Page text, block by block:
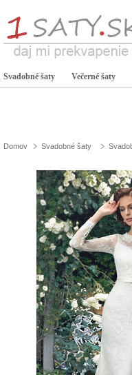
Svadobné šaty Večerné šaty
Domov Svadobné šaty